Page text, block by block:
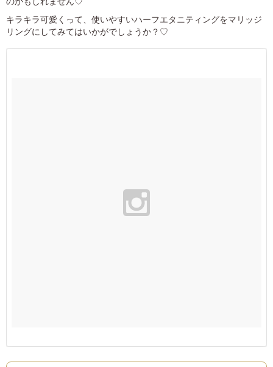
キラキラ可愛くって、使いやすいハーフエタニティングをマリッジ
リングにしてみてはいかがでしょうか？♡